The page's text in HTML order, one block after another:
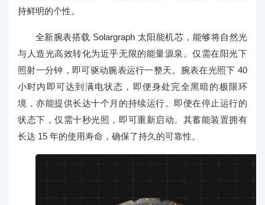
持鲜明的个性。
全新腕表搭载 Solargraph 太阳能机芯，能够将自然光
与人造光高效转化为近乎无限的能量源泉。仅需在阳光下
照射一分钟，即可驱动腕表运行一整天。腕表在光照下 40
小时内即可达到满电状态，即便身处完全黑暗的极限环
境，亦能提供长达十个月的持续运行。即便在停止运行的
状态下，仅需十秒光照，即可重新启动。其蓄能装置拥有
长达 15 年的使用寿命，确保了持久的可靠性。